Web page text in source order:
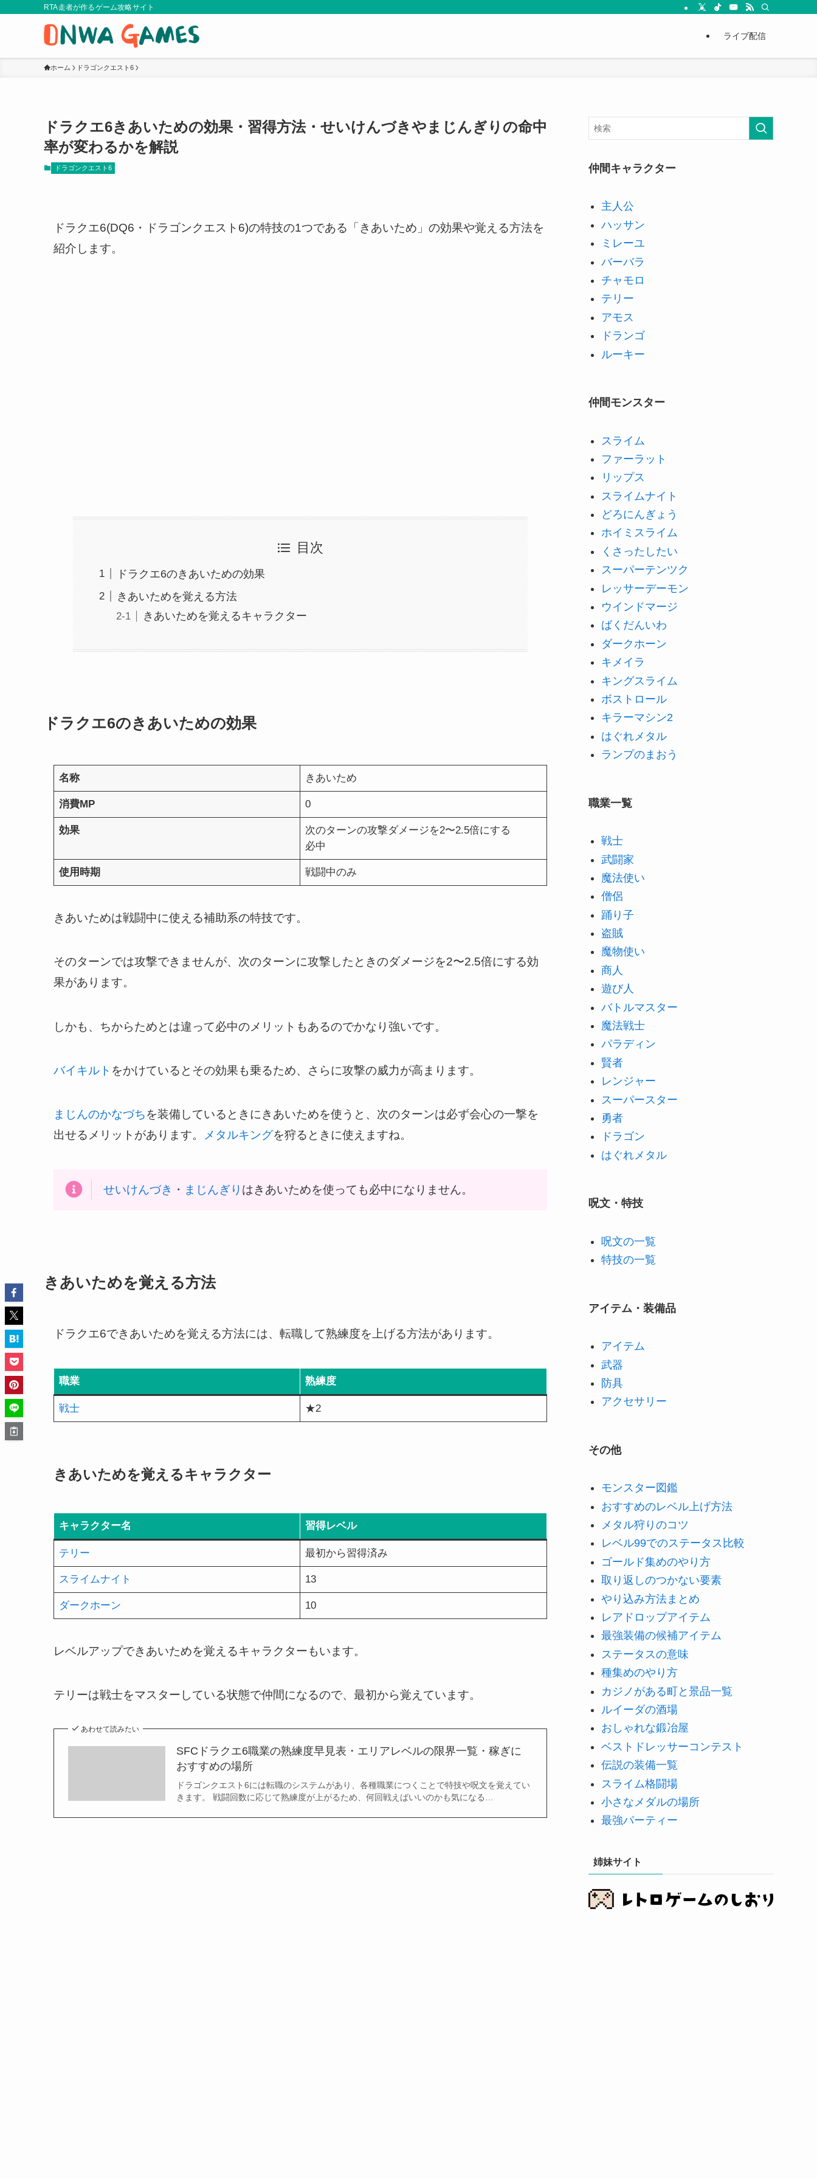
RTA走者が作るゲーム攻略サイト
ライブ配信
ホーム ドラゴンクエスト6
ドラクエ6きあいための効果・習得方法・せいけんづきやまじんぎりの命中
率が変わるかを解説
ドラゴンクエスト6
ドラクエ6(DQ6・ドラゴンクエスト6)の特技の1つである「きあいため」の効果や覚える方法を
紹介します。
目次
ドラクエ6のきあいための効果
きあいためを覚える方法
きあいためを覚えるキャラクター
ドラクエ6のきあいための効果
名称 きあいため
消費MP 0
効果
次のターンの攻撃ダメージを2〜2.5倍にする
必中
使用時期 戦闘中のみ
きあいためは戦闘中に使える補助系の特技です。
そのターンでは攻撃できませんが、次のターンに攻撃したときのダメージを2〜2.5倍にする効
果があります。
しかも、ちからためとは違って必中のメリットもあるのでかなり強いです。
バイキルト をかけているとその効果も乗るため、さらに攻撃の威力が高まります。
まじんのかなづちを装備しているときにきあいためを使うと、次のターンは必ず会心の一撃を
出せるメリットがあります。 メタルキングを狩るときに使えますね。
せいけんづき ・ まじんぎり はきあいためを使っても必中になりません。
きあいためを覚える方法
ドラクエ6できあいためを覚える方法には、転職して熟練度を上げる方法があります。
職業 熟練度
戦士 ★2
きあいためを覚えるキャラクター
キャラクター名 習得レベル
テリー 最初から習得済み
スライムナイト 13
ダークホーン 10
レベルアップできあいためを覚えるキャラクターもいます。
テリーは戦士をマスターしている状態で仲間になるので、最初から覚えています。
あわせて読みたい
SFCドラクエ6職業の熟練度早見表・エリアレベルの限界一覧・稼ぎに
おすすめの場所
ドラゴンクエスト6には転職のシステムがあり、各種職業につくことで特技や呪文を覚えてい
きます。 戦闘回数に応じて熟練度が上がるため、何回戦えばいいのかも気になる…
仲間キャラクター
主人公
ハッサン
ミレーユ
バーバラ
チャモロ
テリー
アモス
ドランゴ
ルーキー
仲間モンスター
スライム
ファーラット
リップス
スライムナイト
どろにんぎょう
ホイミスライム
くさったしたい
スーパーテンツク
レッサーデーモン
ウインドマージ
ばくだんいわ
ダークホーン
キメイラ
キングスライム
ボストロール
キラーマシン2
はぐれメタル
ランプのまおう
職業一覧
戦士
武闘家
魔法使い
僧侶
踊り子
盗賊
魔物使い
商人
遊び人
バトルマスター
魔法戦士
パラディン
賢者
レンジャー
スーパースター
勇者
ドラゴン
はぐれメタル
呪文・特技
呪文の一覧
特技の一覧
アイテム・装備品
アイテム
武器
防具
アクセサリー
その他
モンスター図鑑
おすすめのレベル上げ方法
メタル狩りのコツ
レベル99でのステータス比較
ゴールド集めのやり方
取り返しのつかない要素
やり込み方法まとめ
レアドロップアイテム
最強装備の候補アイテム
ステータスの意味
種集めのやり方
カジノがある町と景品一覧
ルイーダの酒場
おしゃれな鍛冶屋
ベストドレッサーコンテスト
伝説の装備一覧
スライム格闘場
小さなメダルの場所
最強パーティー
姉妹サイト